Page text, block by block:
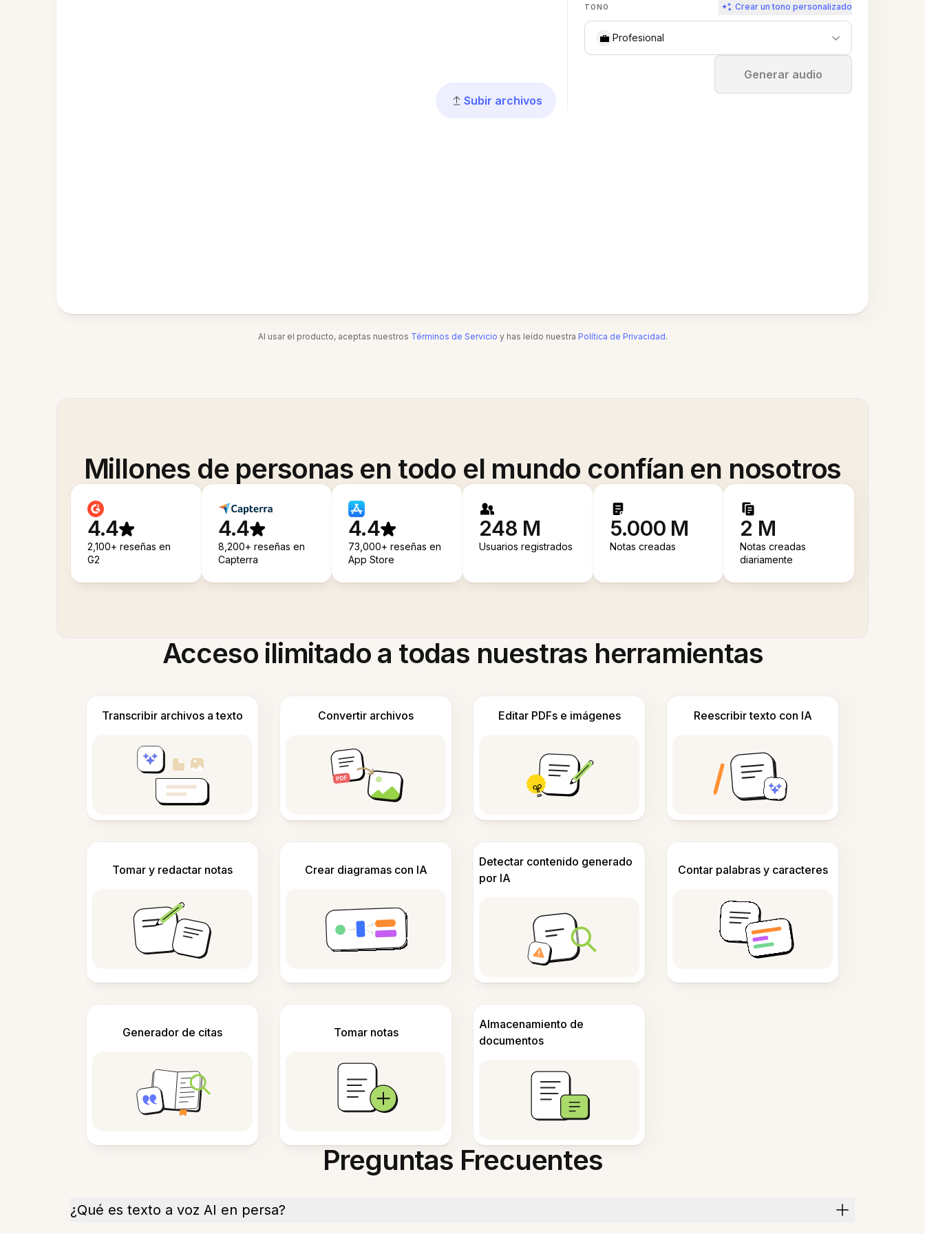
Subir archivos
TONO Crear un tono personalizado
💼 Profesional
Generar audio
Detener
Al usar el producto, aceptas nuestros Términos de Servicio y has leído nuestra Política de Privacidad.
Millones de personas en todo el mundo confían en nosotros
4.4
2,100+ reseñas en
G2
4.4
8,200+ reseñas en
Capterra
4.4
73,000+ reseñas en
App Store
248 M
Usuarios registrados
5.000 M
Notas creadas
2 M
Notas creadas
diariamente
Acceso ilimitado a todas nuestras herramientas
Transcribir archivos a texto Convertir archivos Editar PDFs e imágenes Reescribir texto con IA
Tomar y redactar notas Crear diagramas con IA
Detectar contenido generado
por IA
Contar palabras y caracteres
Generador de citas Tomar notas
Almacenamiento de
documentos
Preguntas Frecuentes
¿Qué es texto a voz AI en persa?